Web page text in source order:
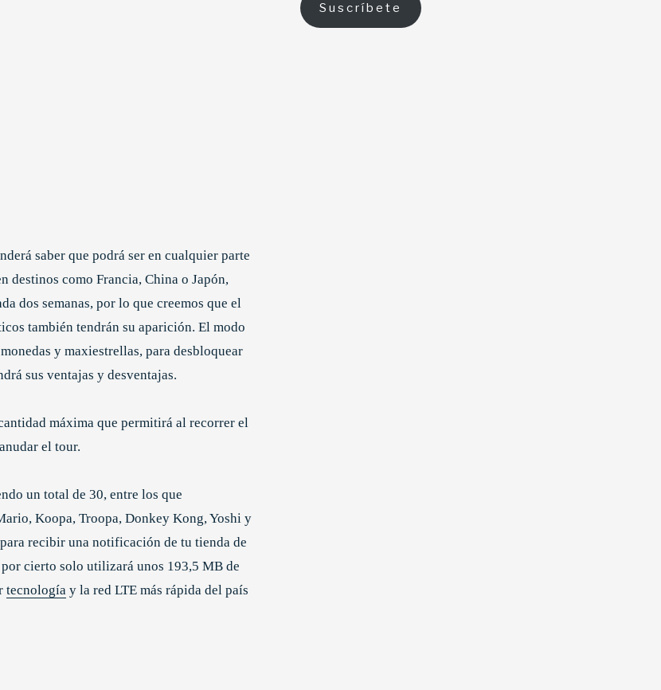
saber que podrá ser en cualquier parte
destinos como Francia, China o Japón,
dos semanas, por lo que creemos que el
también tendrán su aparición. El modo
y maxiestrellas, para desbloquear
sus ventajas y desventajas.
máxima que permitirá al recorrer el
el tour.
un total de 30, entre los que
Koopa, Troopa, Donkey Kong, Yoshi y
recibir una notificación de tu tienda de
cierto solo utilizará unos 193,5 MB de
tecnología y la red LTE más rápida del país
Suscríbete